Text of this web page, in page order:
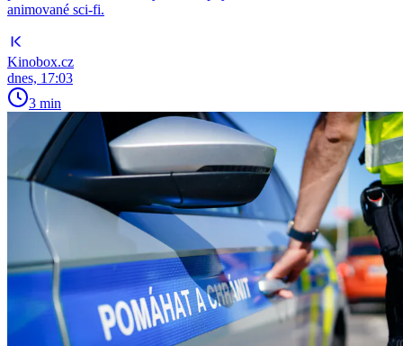
animované sci-fi.
Kinobox.cz
dnes, 17:03
3 min